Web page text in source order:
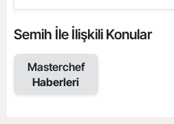
Semih İle İlişkili Konular
Masterchef
Haberleri